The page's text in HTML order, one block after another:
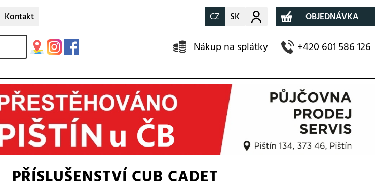
Kontakt CZ SK Můj účet OBJEDNÁVKA
Nákup na splátky +420 601 586 126
PŘÍSLUŠENSTVÍ CUB CADET